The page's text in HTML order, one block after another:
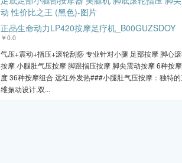
正品生命动力LP420按摩足疗机_B00GUZSDOY
￥0.0
气压+震动+指压+滚轮刮痧 专业针对小腿 足部按摩 脚心
按摩 小腿肚气压按摩 脚跟指压按摩 脚尖震动按摩 6种按
度 36种按摩组合 远红外发热###小腿肚气压按摩：独特
维振动设计,双...